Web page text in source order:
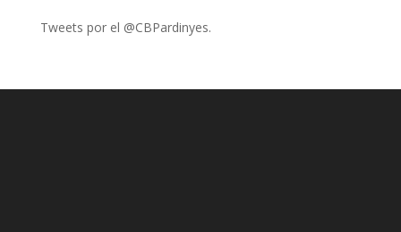
Tweets por el @CBPardinyes.